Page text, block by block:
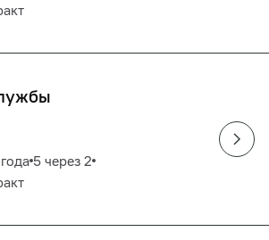
5 через 2